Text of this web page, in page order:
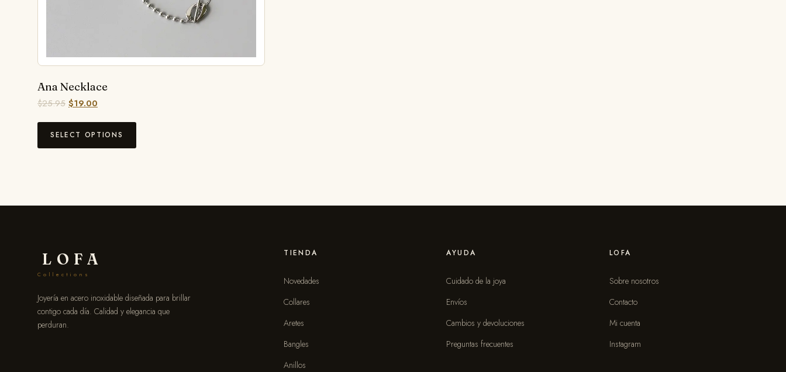
Ana Necklace
$25.95 $19.00
SELECT OPTIONS
LOFA
Collections
Joyería en acero inoxidable diseñada para brillar
contigo cada día. Calidad y elegancia que
perduran.
TIENDA
Novedades
Collares
Aretes
Bangles
Anillos
AYUDA
Cuidado de la joya
Envíos
Cambios y devoluciones
Preguntas frecuentes
LOFA
Sobre nosotros
Contacto
Mi cuenta
Instagram